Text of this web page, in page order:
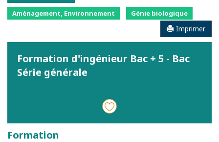
Aménagement, Environnement Génie biologique
Imprimer
Formation d'ingénieur Bac + 5 - Bac
Série générale
Formation